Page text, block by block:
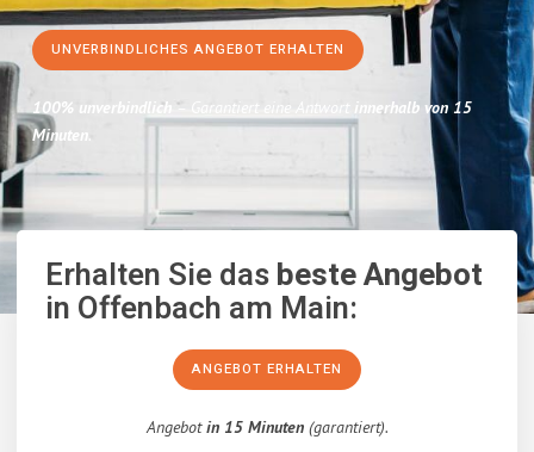
UNVERBINDLICHES ANGEBOT ERHALTEN
100% unverbindlich – Garantiert eine Antwort
innerhalb von 15
Minuten.
Erhalten Sie dasbeste Angebot
in Offenbach am Main:
ANGEBOT ERHALTEN
Angebotin 15 Minuten(garantiert).